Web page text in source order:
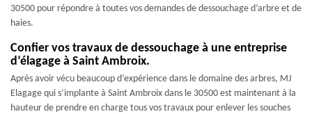
30500 pour répondre à toutes vos demandes de dessouchage d’arbre et de
haies.
Confier vos travaux de dessouchage à une entreprise
d’élagage à Saint Ambroix.
Après avoir vécu beaucoup d’expérience dans le domaine des arbres, MJ
Elagage qui s’implante à Saint Ambroix dans le 30500 est maintenant à la
hauteur de prendre en charge tous vos travaux pour enlever les souches